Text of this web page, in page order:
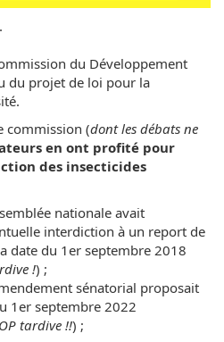
du Développement
du projet de loi pour la
commission (dont les débats ne
en ont profité pour
des insecticides
nationale avait
interdiction à un report de
date du 1er septembre 2018
!) ;
sénatorial proposait
1er septembre 2022
tardive !!) ;